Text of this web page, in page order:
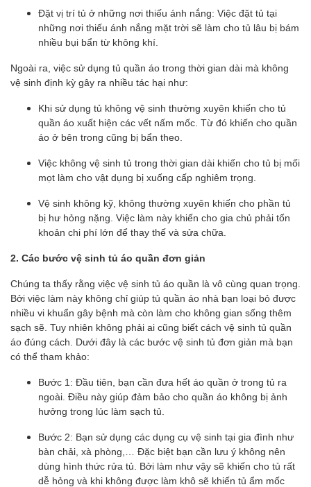
Đặt vị trí tủ ở những nơi thiếu ánh nắng: Việc đặt tủ tại
những nơi thiếu ánh nắng mặt trời sẽ làm cho tủ lâu bị bám
nhiều bụi bẩn từ không khí.
Ngoài ra, việc sử dụng tủ quần áo trong thời gian dài mà không
vệ sinh định kỳ gây ra nhiều tác hại như:
Khi sử dụng tủ không vệ sinh thường xuyên khiến cho tủ
quần áo xuất hiện các vết nấm mốc. Từ đó khiến cho quần
áo ở bên trong cũng bị bẩn theo.
Việc không vệ sinh tủ trong thời gian dài khiến cho tủ bị mối
mọt làm cho vật dụng bị xuống cấp nghiêm trọng.
Vệ sinh không kỹ, không thường xuyên khiến cho phần tủ
bị hư hỏng nặng. Việc làm này khiến cho gia chủ phải tốn
khoản chi phí lớn để thay thế và sửa chữa.
2. Các bước vệ sinh tủ áo quần đơn giản
Chúng ta thấy rằng việc vệ sinh tủ áo quần là vô cùng quan trọng.
Bởi việc làm này không chỉ giúp tủ quần áo nhà bạn loại bỏ được
nhiều vi khuẩn gây bệnh mà còn làm cho không gian sống thêm
sạch sẽ. Tuy nhiên không phải ai cũng biết cách vệ sinh tủ quần
áo đúng cách. Dưới đây là các bước vệ sinh tủ đơn giản mà bạn
có thể tham khảo:
Bước 1: Đầu tiên, bạn cần đưa hết áo quần ở trong tủ ra
ngoài. Điều này giúp đảm bảo cho quần áo không bị ảnh
hưởng trong lúc làm sạch tủ.
Bước 2: Bạn sử dụng các dụng cụ vệ sinh tại gia đình như
bàn chải, xà phòng,… Đặc biệt bạn cần lưu ý không nên
dùng hình thức rửa tủ. Bởi làm như vậy sẽ khiến cho tủ rất
dễ hỏng và khi không được làm khô sẽ khiến tủ ẩm mốc